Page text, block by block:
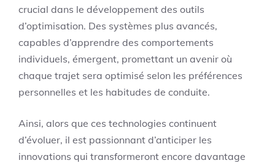
crucial dans le développement des outils
d’optimisation. Des systèmes plus avancés,
capables d’apprendre des comportements
individuels, émergent, promettant un avenir où
chaque trajet sera optimisé selon les préférences
personnelles et les habitudes de conduite.
Ainsi, alors que ces technologies continuent
d’évoluer, il est passionnant d’anticiper les
innovations qui transformeront encore davantage